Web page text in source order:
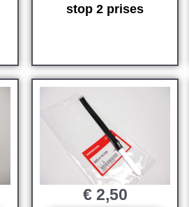
stop 2 prises
€2,50